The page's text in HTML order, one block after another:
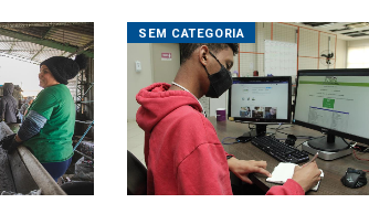
SEM CATEGORIA